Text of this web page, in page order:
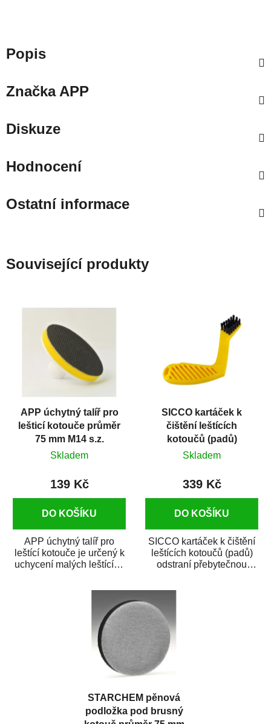
Popis
ZnačkaAPP
Diskuze
Hodnocení
Ostatní informace
Související produkty
APP úchytný talíř pro
lešticí kotouče průměr
75 mm M14 s.z.
Skladem
139 Kč
DO KOŠÍKU
APP úchytný talíř pro
leštící kotouče je určený k
uchycení malých leštících
SICCO kartáček k
čištění leštících
kotoučů (padů)
Skladem
339 Kč
DO KOŠÍKU
SICCO kartáček k čištění
leštících kotoučů (padů)
odstraní přebytečnou
STARCHEM pěnová
podložka pod brusný